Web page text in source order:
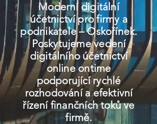
Moderní digitální
účetnictví pro firmy a
podnikatele – Oskořínek.
Poskytujeme vedení
digitálního účetnictví
online ontime
podporující rychlé
rozhodování a efektivní
řízení finančních toků ve
firmě.